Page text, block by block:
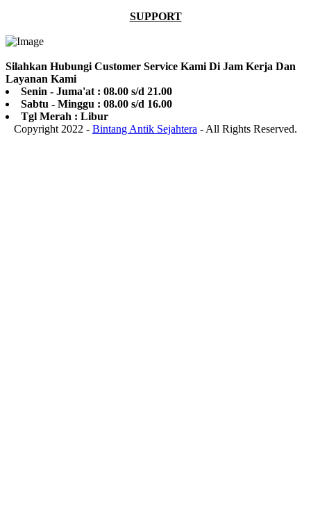
SUPPORT
Silahkan Hubungi Customer Service Kami Di Jam Kerja Dan
Layanan Kami
Senin - Juma'at : 08.00 s/d 21.00
Sabtu - Minggu : 08.00 s/d 16.00
Tgl Merah : Libur
Copyright 2022 - Bintang Antik Sejahtera - All Rights Reserved.